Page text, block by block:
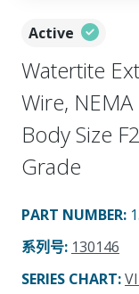
Active
Watertite
Wire,
Body Size
Grade
PART NUMBER:
系列号: 130146
SERIES CHART: